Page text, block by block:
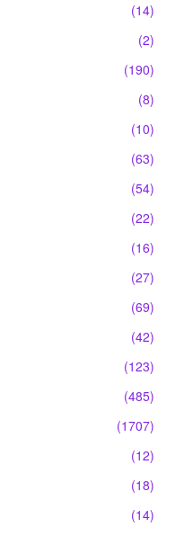
(14)
(2)
(190)
(8)
(10)
(63)
(54)
(22)
(16)
(27)
(69)
(42)
(123)
(485)
(1707)
(12)
(18)
(14)